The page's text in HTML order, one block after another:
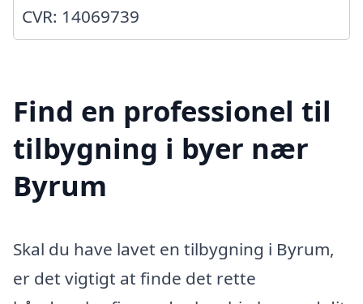
CVR: 14069739
Find en professionel til
tilbygning i byer nær
Byrum
Skal du have lavet en tilbygning i Byrum,
er det vigtigt at finde det rette